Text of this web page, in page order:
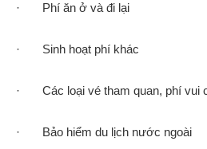
· Phí ăn ở và đi lại
· Sinh hoạt phí khác
· Các loại vé tham quan, phí vui
· Bảo hiểm du lịch nước ngoài